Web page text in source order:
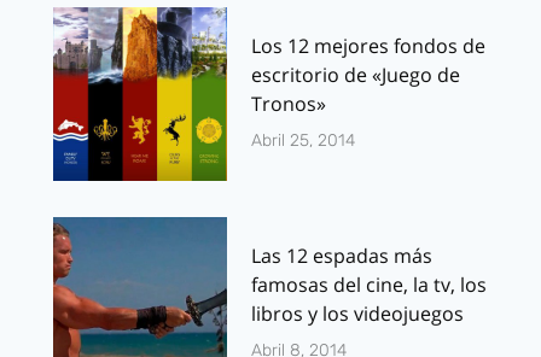
Los 12 mejores fondos de
escritorio de «Juego de
Tronos»
Abril 25, 2014
Las 12 espadas más
famosas del cine, la tv, los
libros y los videojuegos
Abril 8, 2014